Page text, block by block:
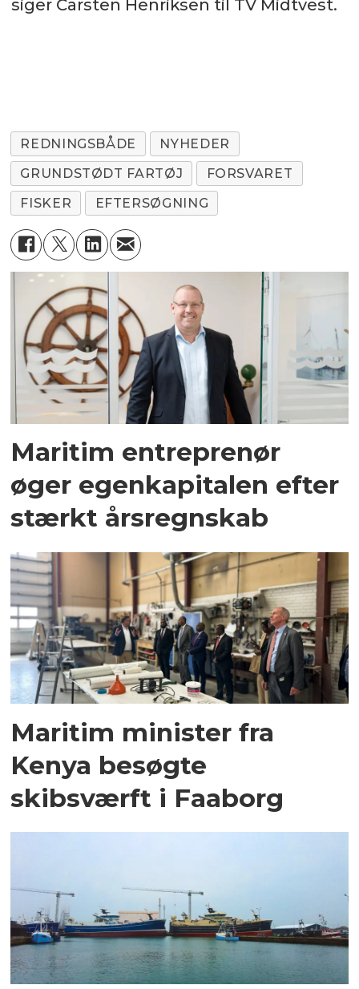
siger Carsten Henriksen til TV Midtvest.
REDNINGSBÅDE
NYHEDER
GRUNDSTØDT FARTØJ
FORSVARET
FISKER
EFTERSØGNING
Maritim entreprenør
øger egenkapitalen efter
stærkt årsregnskab
Maritim minister fra
Kenya besøgte
skibsværft i Faaborg